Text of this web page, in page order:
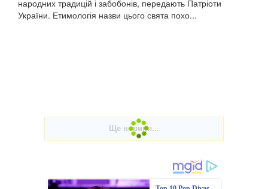
народних традицій і забобонів, передають Патріоти
України. Етимологія назви цього свята похо...